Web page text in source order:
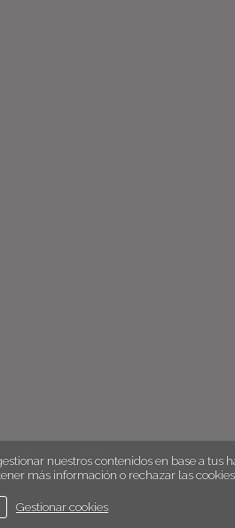
english
política de cookies
nuestros contenidos en base a tus
más información o rechazar las
Gestionar cookies